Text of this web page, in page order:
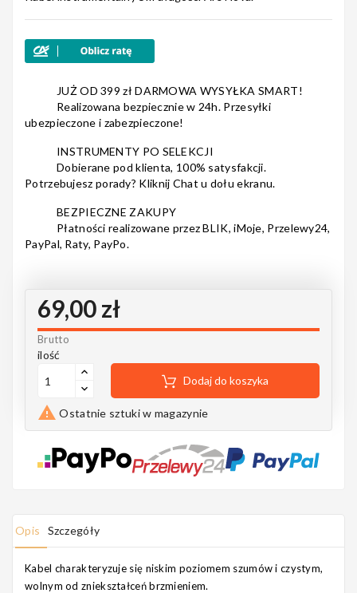
Nagłośnienie
Akcesoria
Kursy/Szkolenia
Rainbow
MAHILELE
Ortega
JUŻ OD 399 zł DARMOWA WYSYŁKA SMART!
Realizowana bezpiecznie w 24h. Przesyłki
ubezpieczone i zabezpieczone!
INSTRUMENTY PO SELEKCJI
Dobierane pod klienta, 100% satysfakcji.
Potrzebujesz porady? Kliknij Chat u dołu ekranu.
BEZPIECZNE ZAKUPY
Płatności realizowane przez BLIK, iMoje, Przelewy24,
PayPal, Raty, PayPo.
69,00 zł
Brutto
ilość
Dodaj do koszyka
 Ostatnie sztuki w magazynie
Opis Szczegóły
Kabel charakteryzuje się niskim poziomem szumów i czystym,
wolnym od zniekształceń brzmieniem.